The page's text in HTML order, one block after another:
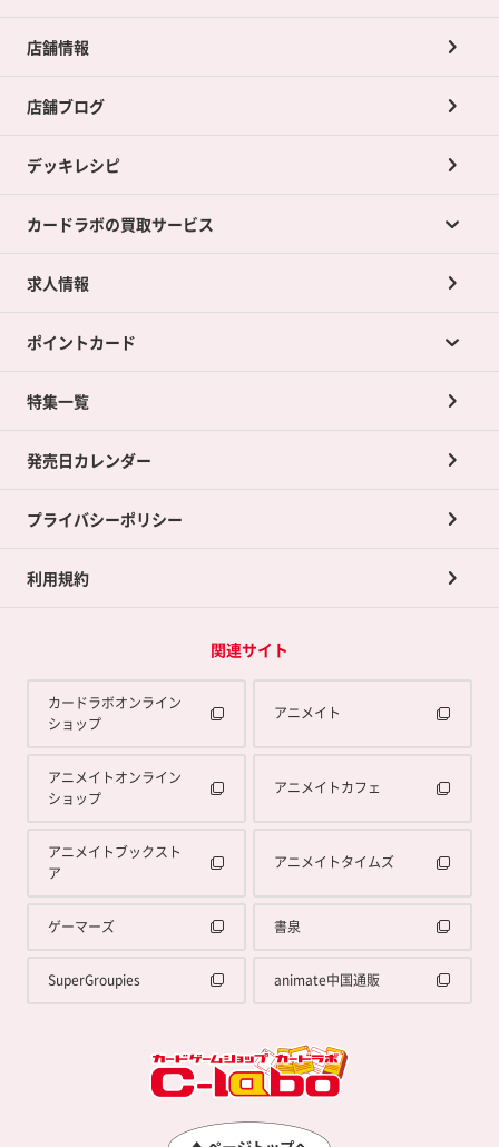
店舗情報
店舗ブログ
デッキレシピ
カードラボの買取サービス
カードラボの買取サービスTOP
店舗買取について
ネット買取について
買取承諾書について
求人情報
ポイントカード
ポイントカードTOP
ポイント交換景品
特集一覧
発売日カレンダー
プライバシーポリシー
利用規約
関連サイト
カードラボオンライン
ショップ
アニメイト
アニメイトオンライン
ショップ
アニメイトカフェ
アニメイトブックスト
ア
アニメイトタイムズ
ゲーマーズ 書泉
SuperGroupies animate中国通販